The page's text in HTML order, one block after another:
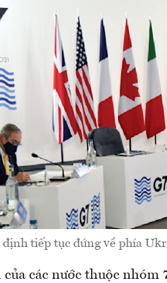
định tiếp tục đứng về phía
các nước thuộc nhóm